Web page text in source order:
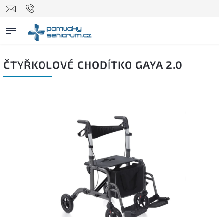
ČTYŘKOLOVÉ CHODÍTKO GAYA 2.0